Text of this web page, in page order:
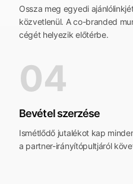
Ossza meg egyedi
közvetlenül. A co-branded
cégét helyezik előtérbe.
04
Bevétel szerzése
Ismétlődő jutalékot kap
a partner-irányítópultjáról